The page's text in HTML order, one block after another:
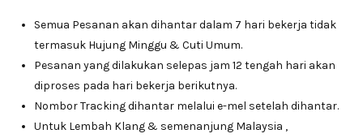
Semua Pesanan akan dihantar dalam 7 hari bekerja tidak
termasuk Hujung Minggu & Cuti Umum.
Pesanan yang dilakukan selepas jam 12 tengah hari akan
diproses pada hari bekerja berikutnya.
Nombor Tracking dihantar melalui e-mel setelah dihantar.
Untuk Lembah Klang & semenanjung Malaysia ,